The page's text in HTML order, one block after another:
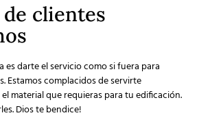
de clientes
es darte el servicio como si fuera para
Estamos complacidos de servirte
material que requieras para tu edificación.
Dios te bendice!